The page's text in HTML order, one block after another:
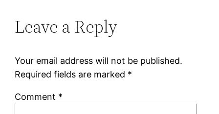
Leave a Reply
Your email address will not be published.
Required fields are marked *
Comment *